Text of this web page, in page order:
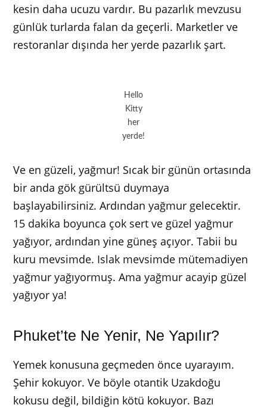
kesin daha ucuzu vardır. Bu pazarlık mevzusu
günlük turlarda falan da geçerli. Marketler ve
restoranlar dışında her yerde pazarlık şart.
Hello
Kitty
her
yerde!
Ve en güzeli, yağmur! Sıcak bir günün ortasında
bir anda gök gürültsü duymaya
başlayabilirsiniz. Ardından yağmur gelecektir.
15 dakika boyunca çok sert ve güzel yağmur
yağıyor, ardından yine güneş açıyor. Tabii bu
kuru mevsimde. Islak mevsimde mütemadiyen
yağmur yağıyormuş. Ama yağmur acayip güzel
yağıyor ya!
Phuket’te Ne Yenir, Ne Yapılır?
Yemek konusuna geçmeden önce uyarayım.
Şehir kokuyor. Ve böyle otantik Uzakdoğu
kokusu değil, bildiğin kötü kokuyor. Bazı